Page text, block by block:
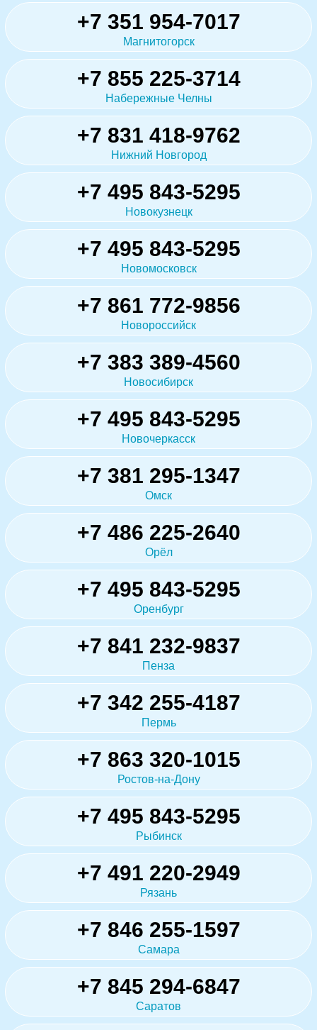
+7 351 954-7017
Магнитогорск
+7 855 225-3714
Набережные Челны
+7 831 418-9762
Нижний Новгород
+7 495 843-5295
Новокузнецк
+7 495 843-5295
Новомосковск
+7 861 772-9856
Новороссийск
+7 383 389-4560
Новосибирск
+7 495 843-5295
Новочеркасск
+7 381 295-1347
Омск
+7 486 225-2640
Орёл
+7 495 843-5295
Оренбург
+7 841 232-9837
Пенза
+7 342 255-4187
Пермь
+7 863 320-1015
Ростов-на-Дону
+7 495 843-5295
Рыбинск
+7 491 220-2949
Рязань
+7 846 255-1597
Самара
+7 845 294-6847
Саратов